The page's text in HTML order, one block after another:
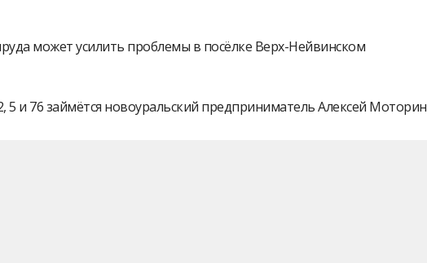
может усилить проблемы в посёлке Верх-Нейвинском
и 76 займётся новоуральский предприниматель Алексей Моторин